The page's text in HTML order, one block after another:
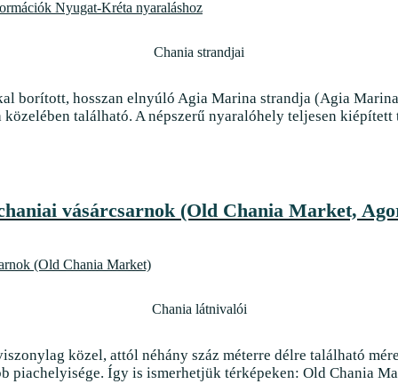
Chania strandjai
borított, hosszan elnyúló Agia Marina strandja (Agia
közelében található. A népszerű nyaralóhely teljesen kiépített
vásárcsarnok (Old Chania Market,
Chania látnivalói
közel, attól néhány száz méterre délre található
piachelyisége. Így is ismerhetjük térképeken: Old Chania